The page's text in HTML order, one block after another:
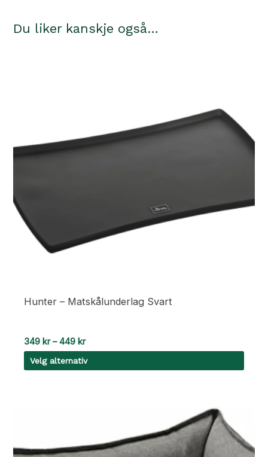
Du liker kanskje også…
Hunter – Matskålunderlag Svart
349 kr – 449 krPrisområde:
349 kr
til
449 kr
Velg alternativ
varianter.